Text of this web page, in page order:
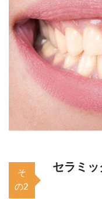
そ
の2
セラミッ